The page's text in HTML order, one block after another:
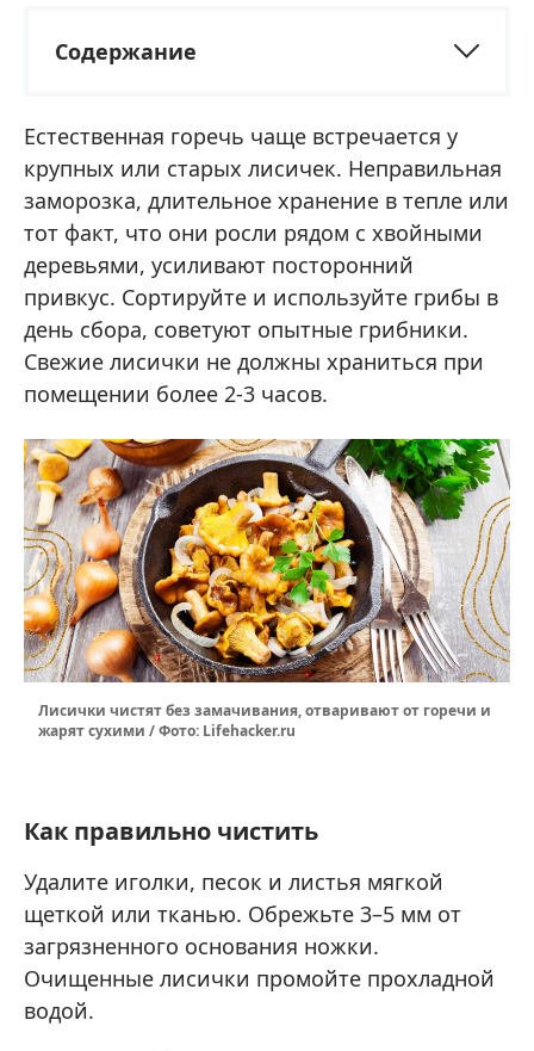
Содержание
Естественная горечь чаще встречается у
крупных или старых лисичек. Неправильная
заморозка, длительное хранение в тепле или
тот факт, что они росли рядом с хвойными
деревьями, усиливают посторонний
привкус. Сортируйте и используйте грибы в
день сбора, советуют опытные грибники.
Свежие лисички не должны храниться при
помещении более 2-3 часов.
Лисички чистят без замачивания, отваривают от горечи и
жарят сухими / Фото: Lifehacker.ru
Как правильно чистить
Удалите иголки, песок и листья мягкой
щеткой или тканью. Обрежьте 3–5 мм от
загрязненного основания ножки.
Очищенные лисички промойте прохладной
водой.